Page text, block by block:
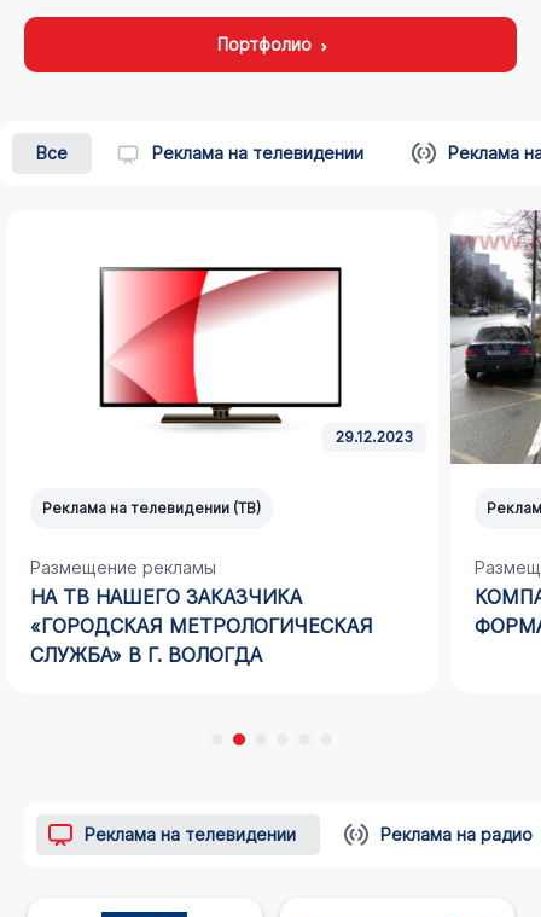
Портфолио
Все Реклама на телевидении Реклама
29.12.2023
Реклама на телевидении (ТВ)
Размещение рекламы
НА ТВ НАШЕГО ЗАКАЗЧИКА
«ГОРОДСКАЯ МЕТРОЛОГИЧЕСКАЯ
СЛУЖБА» В Г. ВОЛОГДА
Реклама на телевидении Реклама на радио